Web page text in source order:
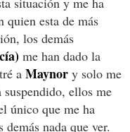
quien esta de más
los demás
me han dado la
a Maynor y solo me
ellos me
único que me ha
nada que ver.